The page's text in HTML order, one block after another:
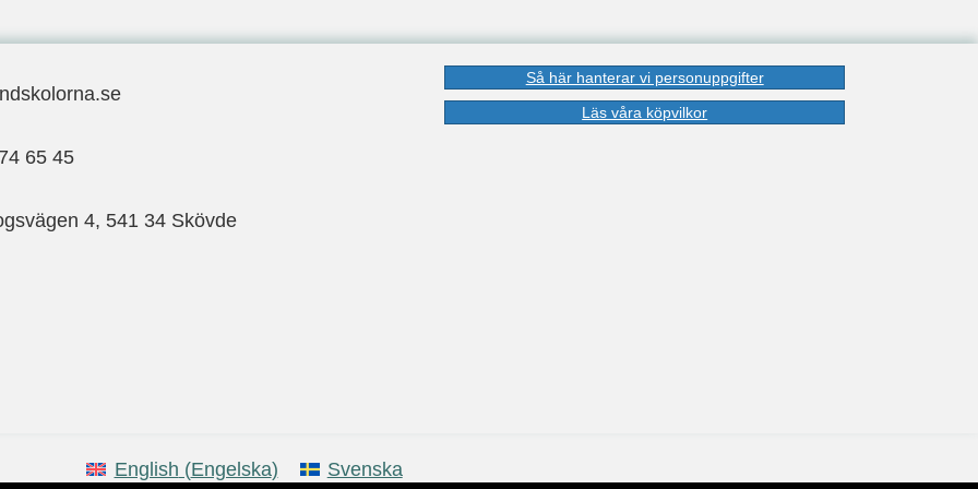
070-974 65 45
65 45
4, 541 34 Skövde
4, 541 34 Skövde
Så här hanterar vi personuppgifter
Läs våra köpvilkor
English (Engelska) Svenska